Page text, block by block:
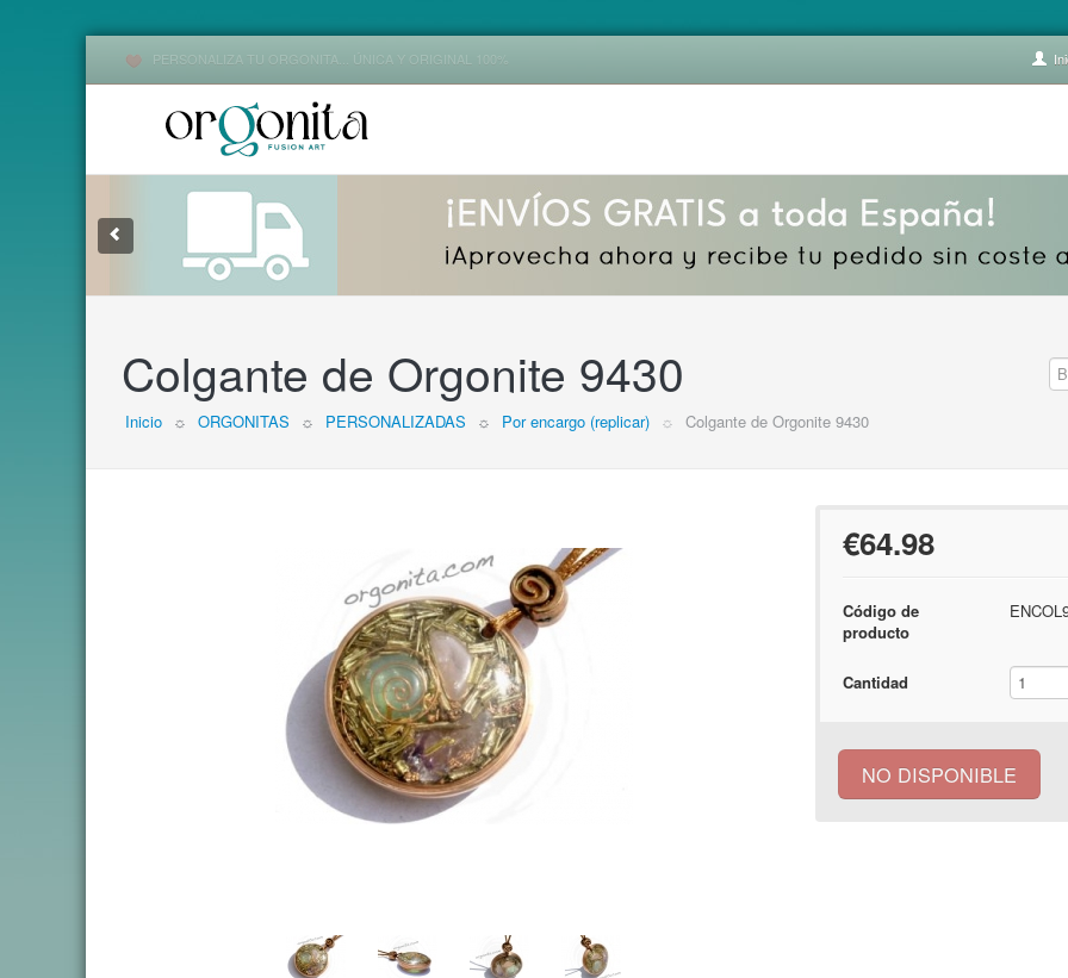
PERSONALIZA TU ORGONITA... ÚNICA Y ORIGINAL 100%
Colgante de Orgonite 9430
Inicio ☼ ORGONITAS ☼ PERSONALIZADAS ☼ Por encargo (replicar) ☼ Colgante de Orgonite 9430
€64.98
Código de
producto
Cantidad
NO DISPONIBLE